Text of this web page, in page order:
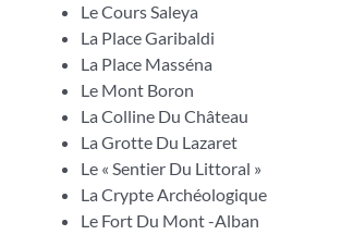
Le Cours Saleya
La Place Garibaldi
La Place Masséna
Le Mont Boron
La Colline Du Château
La Grotte Du Lazaret
Le « Sentier Du Littoral »
La Crypte Archéologique
Le Fort Du Mont -Alban